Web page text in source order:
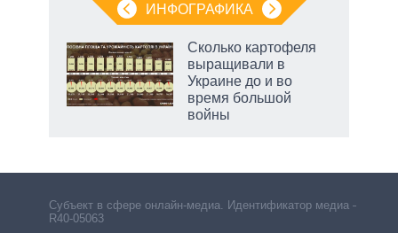
ИНФОГРАФИКА
Сколько картофеля
выращивали в
Украине до и во
время большой
войны
Субъект в сфере онлайн-медиа. Идентификатор медиа –
R40-05063